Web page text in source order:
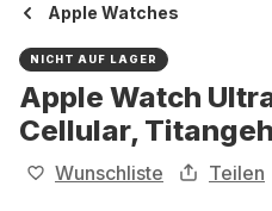
Apple Watches
NICHT AUF LAGER
Apple Watch
Cellular,
Wunschliste Teilen